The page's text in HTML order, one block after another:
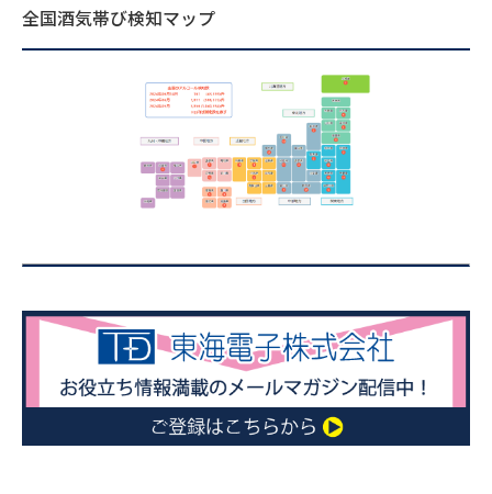
全国酒気帯び検知マップ